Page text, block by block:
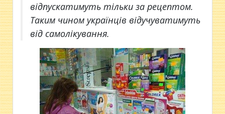
відпускатимуть тільки за рецептом.
Таким чином українців відучуватимуть
від самолікування.